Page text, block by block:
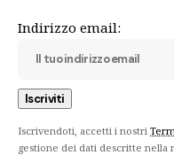
Indirizzo email:
Iscrivendoti, accetti i nostri
gestione dei dati descritte nella